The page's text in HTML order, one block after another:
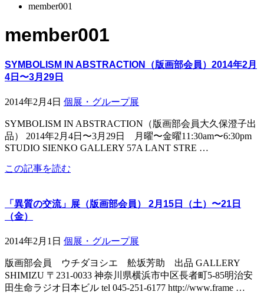
member001
member001
SYMBOLISM IN ABSTRACTION（版画部会員）2014年2月
4日〜3月29日
2014年2月4日 個展・グループ展
SYMBOLISM IN ABSTRACTION（版画部会員大久保澄子出
品） 2014年2月4日〜3月29日 月曜〜金曜11:30am〜6:30pm
STUDIO SIENKO GALLERY 57A LANT STRE …
この記事を読む
「異質の交流」展（版画部会員） 2月15日（土）〜21日
（金）
2014年2月1日 個展・グループ展
版画部会員 ウチダヨシエ 舩坂芳助 出品 GALLERY
SHIMIZU 〒231-0033 神奈川県横浜市中区長者町5-85明治安
田生命ラジオ日本ビル tel 045-251-6177 http://www.frame …